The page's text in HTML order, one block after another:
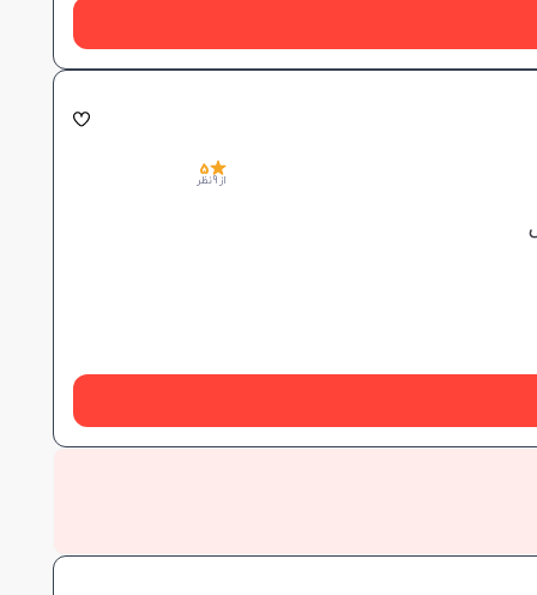
5
از 9 نظر